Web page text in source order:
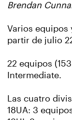
Brendan
Varios equipos
partir de julio
22 equipos
Intermediate.
Las cuatro
18UA: 3